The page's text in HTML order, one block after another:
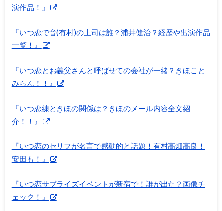
演作品！』
『いつ恋で音(有村)の上司は誰？浦井健治？経歴や出演作品
一覧！』
『いつ恋とお義父さんと呼ばせての会社が一緒？きほこと
みらん！！』
『いつ恋練ときほの関係は？きほのメール内容全文紹
介！！』
『いつ恋のセリフが名言で感動的と話題！有村高畑高良！
安田も！』
『いつ恋サプライズイベントが新宿で！誰が出た？画像チ
ェック！』